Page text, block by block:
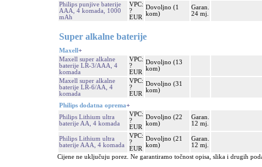
Philips punjive baterije
AAA, 4 komada, 1000
mAh
VPC:
?
EUR
Dovoljno (1
kom)
Garan.
24 mj.
Super alkalne baterije
Maxell+
Maxell super alkalne
baterije LR-3/AAA, 4
komada
VPC:
?
EUR
Dovoljno (13
kom)
Maxell super alkalne
baterije LR-6/AA, 4
komada
VPC:
?
EUR
Dovoljno (31
kom)
Philips dodatna oprema+
Philips Lithium ultra
baterije AA, 4 komada
VPC:
?
EUR
Dovoljno (22
kom)
Garan.
12 mj.
Philips Lithium ultra
baterije AAA, 4 komada
VPC:
?
EUR
Dovoljno (21
kom)
Garan.
12 mj.
Cijene ne uključuju porez. Ne garantiramo točnost opisa, slika i drugih